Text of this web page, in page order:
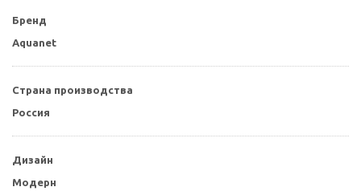
Бренд
Aquanet
Страна производства
Россия
Дизайн
Модерн